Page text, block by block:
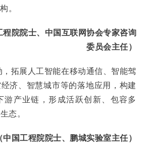
。
院院士、中国互联网协会专家咨询
委员会主任）
，拓展人工智能在移动通信、智能驾
济、智慧城市等的落地应用，构建
游产业链，形成活跃创新、包容多
态。
国工程院院士、鹏城实验室主任）